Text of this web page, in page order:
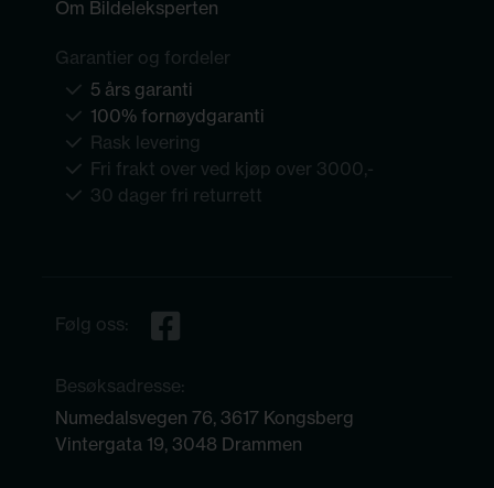
Om Bildeleksperten
Garantier og fordeler
5 års garanti
100% fornøydgaranti
Rask levering
Fri frakt over ved kjøp over 3000,-
30 dager fri returrett
Følg oss:
Besøksadresse:
Numedalsvegen 76, 3617 Kongsberg
Vintergata 19, 3048 Drammen